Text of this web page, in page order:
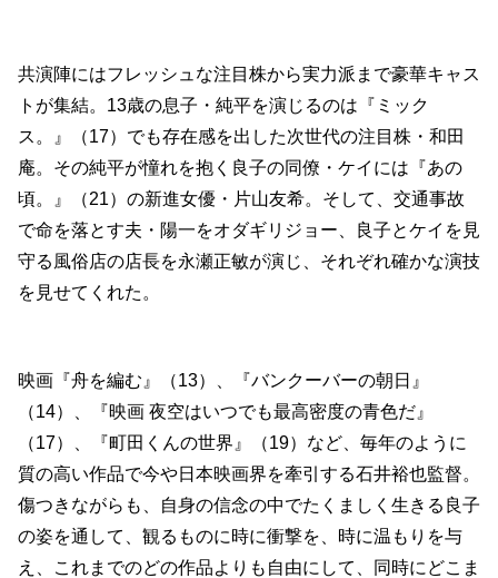
共演陣にはフレッシュな注目株から実力派まで豪華キャス
トが集結。13歳の息子・純平を演じるのは『ミック
ス。』（17）でも存在感を出した次世代の注目株・和田
庵。その純平が憧れを抱く良子の同僚・ケイには『あの
頃。』（21）の新進女優・片山友希。そして、交通事故
で命を落とす夫・陽一をオダギリジョー、良子とケイを見
守る風俗店の店長を永瀬正敏が演じ、それぞれ確かな演技
を見せてくれた。
映画『舟を編む』（13）、『バンクーバーの朝日』
（14）、『映画 夜空はいつでも最高密度の青色だ』
（17）、『町田くんの世界』（19）など、毎年のように
質の高い作品で今や日本映画界を牽引する石井裕也監督。
傷つきながらも、自身の信念の中でたくましく生きる良子
の姿を通して、観るものに時に衝撃を、時に温もりを与
え、これまでのどの作品よりも自由にして、同時にどこま